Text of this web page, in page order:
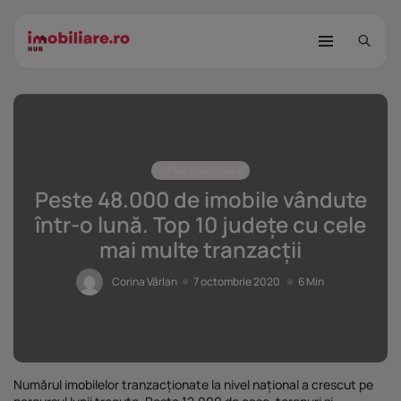
STUDIU Imobiliare.ro: Câtă încredere
mai...
25 noiembrie 2025 8 Min
25 noiembrie 2025 9 Min
Peste 48.000 de imobile vândute
într-o lună. Top 10 județe cu cele
mai multe tranzacții
Corina Vârlan 7 octombrie 2020 6 Min
Numărul imobilelor tranzacționate la nivel național a crescut pe